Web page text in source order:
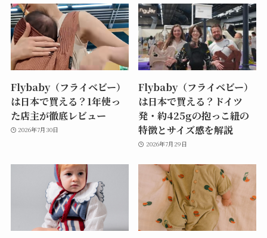
Flybaby（フライベビー）
は日本で買える？1年使っ
た店主が徹底レビュー
2026年7月30日
Flybaby（フライベビー）
は日本で買える？ドイツ
発・約425gの抱っこ紐の
特徴とサイズ感を解説
2026年7月29日